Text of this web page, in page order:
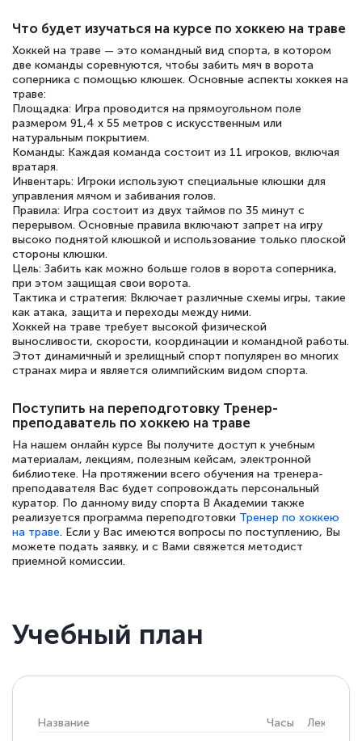
полезных материалов помогли
подготовиться к тестированию. Это
книги, методические рекомендации,
статьи. Времени на подготовку
достаточно. Курс помогает пройти
аттестацию в школе. Спасибо!
Евгения Коротких
Знаток города 2 уровня
12 марта 2026
Спасибо большое Академии! Грамотное,
вежливое сопровождение! Всё чётко и
понятно! Проходила повышение
квалификации. Ещё раз - СПАСИБО!
Елена Петрикс
Знаток города 5 уровня
11 марта 2026
Всем добрый день! Я прошла курс
повышени каалификации по
подчеркуть, что при обращении
оперативно связались со мной
Что будет изучаться на курсе по хоккею на траве
Хоккей на траве — это командный вид спорта, в котором
две команды соревнуются, чтобы забить мяч в ворота
соперника с помощью клюшек. Основные аспекты хоккея на
траве:
Площадка: Игра проводится на прямоугольном поле
размером 91,4 x 55 метров с искусственным или
натуральным покрытием.
Команды: Каждая команда состоит из 11 игроков, включая
вратаря.
Инвентарь: Игроки используют специальные клюшки для
управления мячом и забивания голов.
Правила: Игра состоит из двух таймов по 35 минут с
перерывом. Основные правила включают запрет на игру
высоко поднятой клюшкой и использование только плоской
стороны клюшки.
Цель: Забить как можно больше голов в ворота соперника,
при этом защищая свои ворота.
Тактика и стратегия: Включает различные схемы игры, такие
как атака, защита и переходы между ними.
Хоккей на траве требует высокой физической
выносливости, скорости, координации и командной работы.
Этот динамичный и зрелищный спорт популярен во многих
странах мира и является олимпийским видом спорта.
Поступить на переподготовку Тренер-
преподаватель по хоккею на траве
На нашем онлайн курсе Вы получите доступ к учебным
материалам, лекциям, полезным кейсам, электронной
библиотеке. На протяжении всего обучения на тренера-
преподавателя Вас будет сопровождать персональный
куратор. По данному виду спорта В Академии также
реализуется программа переподготовки Тренер по хоккею
на траве. Если у Вас имеются вопросы по поступлению, Вы
можете подать заявку, и с Вами свяжется методист
приемной комиссии.
Учебный план
Название Часы Лекции